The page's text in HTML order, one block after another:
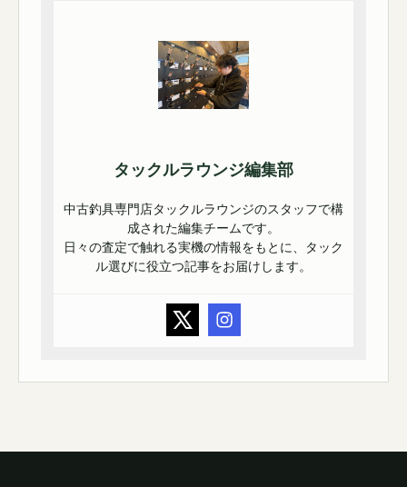
タックルラウンジ編集部
中古釣具専門店タックルラウンジのスタッフで構
成された編集チームです。
日々の査定で触れる実機の情報をもとに、タック
ル選びに役立つ記事をお届けします。